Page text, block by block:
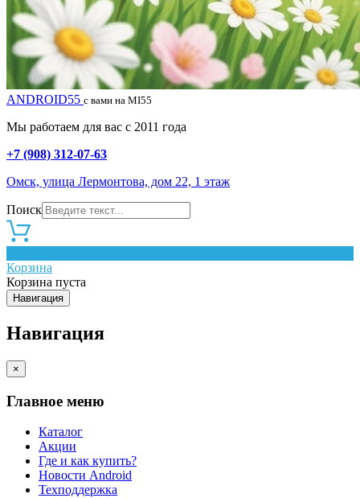
ANDROID55 с вами на MI55
Мы работаем для вас с 2011 года
+7 (908) 312-07-63
Омск, улица Лермонтова, дом 22, 1 этаж
Поиск
Корзина
Корзина пуста
Навигация
Навигация
×
Главное меню
Каталог
Акции
Где и как купить?
Новости Android
Техподдержка